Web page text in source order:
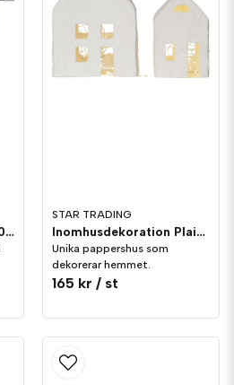
Ljusslinga Clippy med 10st klädnypor
STAR TRADING
Inomhusdekoration Plain Pappershus
Unika pappershus som
dekorerar hemmet.
165 kr / st